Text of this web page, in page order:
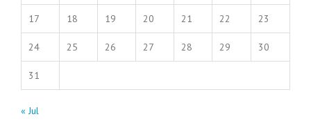
17 18 19 20 21 22 23
24 25 26 27 28 29 30
31
« Jul